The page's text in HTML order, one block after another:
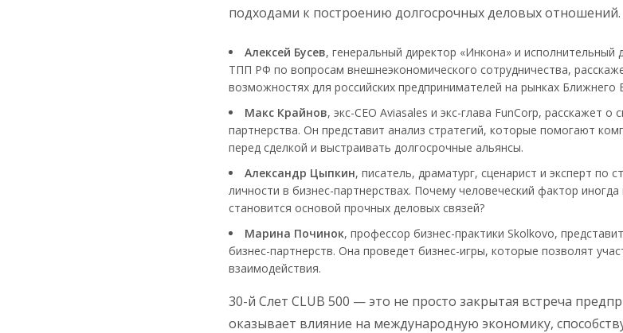
подходами к построению долгосрочных деловых отношений.
Алексей Бусев, генеральный директор «Инкона» и
ТПП РФ по вопросам внешнеэкономического сотрудничества,
возможностях для российских предпринимателей на рынках Ближнего
Макс Крайнов, экс-CEO Aviasales и экс-глава FunCorp, расскажет
партнерства. Он представит анализ стратегий, которые помогают
перед сделкой и выстраивать долгосрочные альянсы.
Александр Цыпкин, писатель, драматург, сценарист и эксперт по
личности в бизнес-партнерствах. Почему человеческий фактор
становится основой прочных деловых связей?
Марина Починок, профессор бизнес-практики Skolkovo,
бизнес-партнерств. Она проведет бизнес-игры, которые позволят
взаимодействия.
30-й Слет CLUB 500 — это не просто закрытая встреча
оказывает влияние на международную экономику,